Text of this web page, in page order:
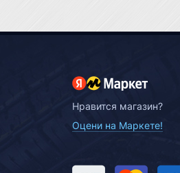
Нравится магазин?
Оцени на Маркете!